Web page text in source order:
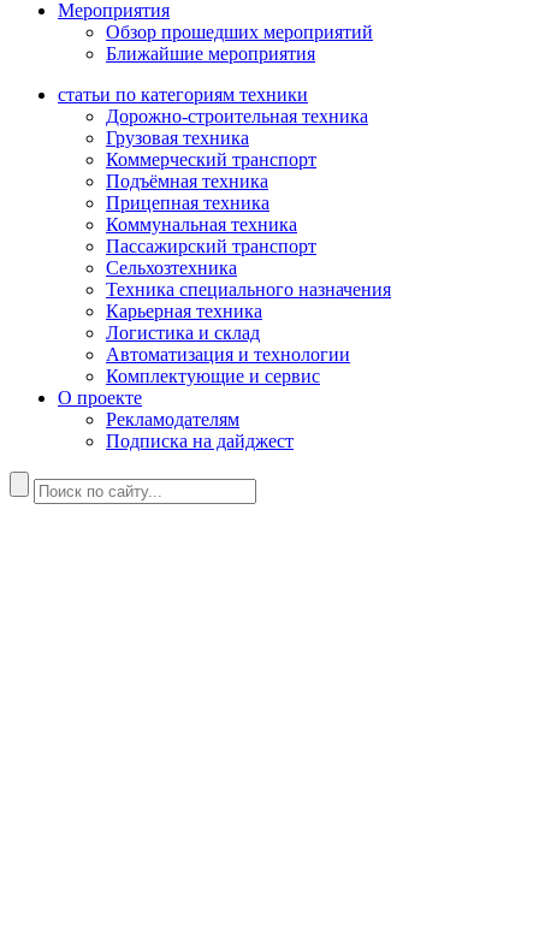
Мероприятия
Обзор прошедших мероприятий
Ближайшие мероприятия
статьи по категориям техники
Дорожно-строительная техника
Грузовая техника
Коммерческий транспорт
Подъёмная техника
Прицепная техника
Коммунальная техника
Пассажирский транспорт
Сельхозтехника
Техника специального назначения
Карьерная техника
Логистика и склад
Автоматизация и технологии
Комплектующие и сервис
О проекте
Рекламодателям
Подписка на дайджест